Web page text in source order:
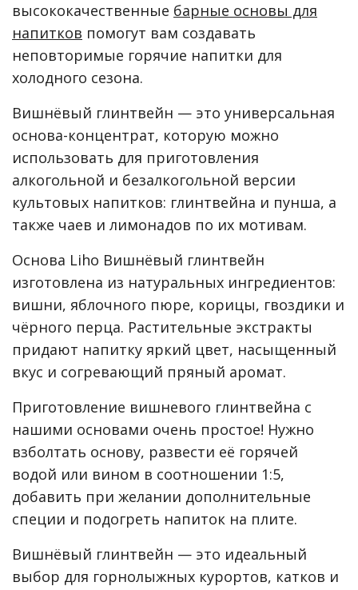
высококачественные барные основы для
напитков помогут вам создавать
неповторимые горячие напитки для
холодного сезона.
Вишнёвый глинтвейн — это универсальная
основа-концентрат, которую можно
использовать для приготовления
алкогольной и безалкогольной версии
культовых напитков: глинтвейна и пунша, а
также чаев и лимонадов по их мотивам.
Основа Liho Вишнёвый глинтвейн
изготовлена из натуральных ингредиентов:
вишни, яблочного пюре, корицы, гвоздики и
чёрного перца. Растительные экстракты
придают напитку яркий цвет, насыщенный
вкус и согревающий пряный аромат.
Приготовление вишневого глинтвейна с
нашими основами очень простое! Нужно
взболтать основу, развести её горячей
водой или вином в соотношении 1:5,
добавить при желании дополнительные
специи и подогреть напиток на плите.
Вишнёвый глинтвейн — это идеальный
выбор для горнолыжных курортов, катков и